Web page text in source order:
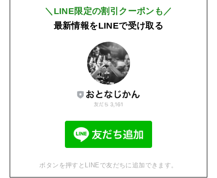
＼LINE限定の割引クーポンも／
最新情報をLINEで受け取る
ボタンを押すとLINEで友だちに追加できます。